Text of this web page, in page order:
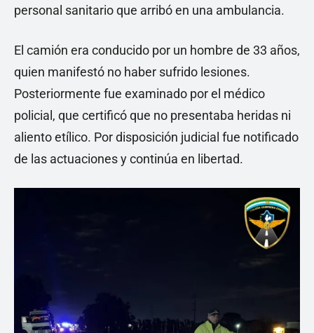
personal sanitario que arribó en una ambulancia.
El camión era conducido por un hombre de 33 años,
quien manifestó no haber sufrido lesiones.
Posteriormente fue examinado por el médico
policial, que certificó que no presentaba heridas ni
aliento etílico. Por disposición judicial fue notificado
de las actuaciones y continúa en libertad.